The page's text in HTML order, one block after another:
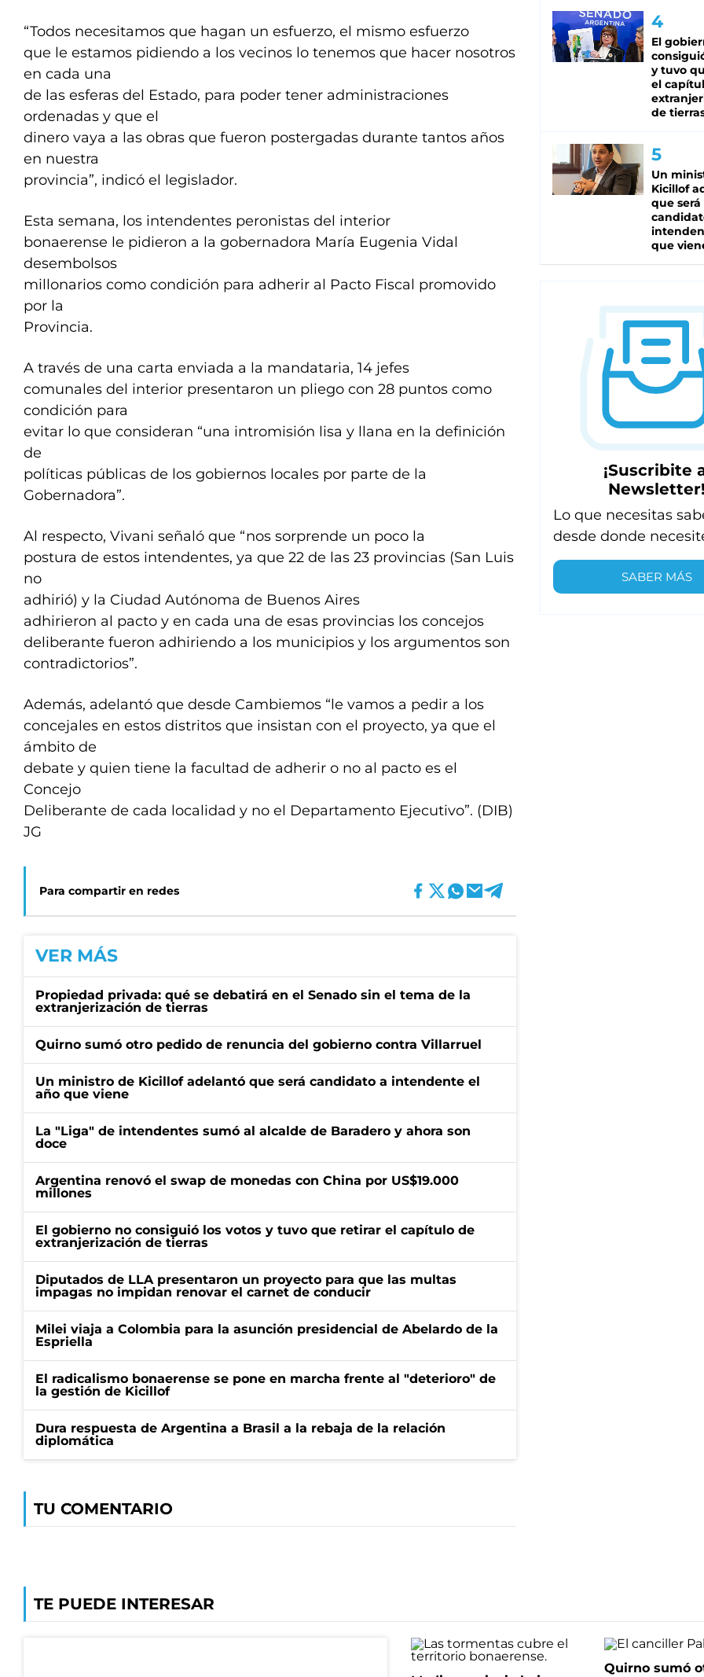
“Todos necesitamos que hagan un esfuerzo, el mismo esfuerzo
que le estamos pidiendo a los vecinos lo tenemos que hacer nosotros
en cada una
de las esferas del Estado, para poder tener administraciones
ordenadas y que el
dinero vaya a las obras que fueron postergadas durante tantos años
en nuestra
provincia”, indicó el legislador.
Esta semana, los intendentes peronistas del interior
bonaerense le pidieron a la gobernadora María Eugenia Vidal
desembolsos
millonarios como condición para adherir al Pacto Fiscal promovido
por la
Provincia.
A través de una carta enviada a la mandataria, 14 jefes
comunales del interior presentaron un pliego con 28 puntos como
condición para
evitar lo que consideran “una intromisión lisa y llana en la definición
de
políticas públicas de los gobiernos locales por parte de la
Gobernadora”.
Al respecto, Vivani señaló que “nos sorprende un poco la
postura de estos intendentes, ya que 22 de las 23 provincias (San Luis
no
adhirió) y la Ciudad Autónoma de Buenos Aires
adhirieron al pacto y en cada una de esas provincias los concejos
deliberante fueron adhiriendo a los municipios y los argumentos son
contradictorios”.
Además, adelantó que desde Cambiemos “le vamos a pedir a los
concejales en estos distritos que insistan con el proyecto, ya que el
ámbito de
debate y quien tiene la facultad de adherir o no al pacto es el
Concejo
Deliberante de cada localidad y no el Departamento Ejecutivo”. (DIB)
JG
Para compartir en redes
VER MÁS
Propiedad privada: qué se debatirá en el Senado sin el tema de la
extranjerización de tierras
Quirno sumó otro pedido de renuncia del gobierno contra Villarruel
Un ministro de Kicillof adelantó que será candidato a intendente el
año que viene
La "Liga" de intendentes sumó al alcalde de Baradero y ahora son
doce
Argentina renovó el swap de monedas con China por US$19.000
millones
El gobierno no consiguió los votos y tuvo que retirar el capítulo de
extranjerización de tierras
Diputados de LLA presentaron un proyecto para que las multas
impagas no impidan renovar el carnet de conducir
Milei viaja a Colombia para la asunción presidencial de Abelardo de la
Espriella
El radicalismo bonaerense se pone en marcha frente al "deterioro" de
la gestión de Kicillof
Dura respuesta de Argentina a Brasil a la rebaja de la relación
diplomática
TU COMENTARIO
El
y tuvo
el
de
Un
Kicillof
que será
que
¡Suscribite
Newsletter!
Lo que necesitas
desde donde
SABER MÁS
TE PUEDE INTERESAR
Quirno sumó